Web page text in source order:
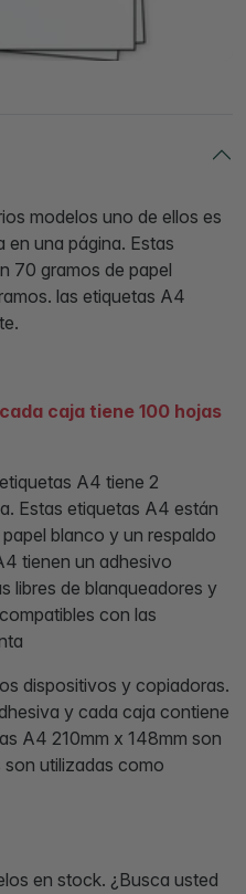
modelos uno de ellos es
en una página. Estas
70 gramos de papel
las etiquetas A4
caja tiene 100 hojas
A4 tiene 2
Estas etiquetas A4 están
blanco y un respaldo
tienen un adhesivo
libres de blanqueadores y
con las
dispositivos y copiadoras.
y cada caja contiene
A4 210mm x 148mm son
utilizadas como
en stock. ¿Busca usted